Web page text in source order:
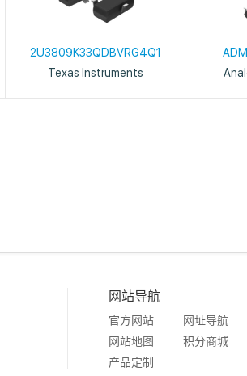
2U3809K33QDBVRG4Q1
Texas Instruments
网站导航
官方网站
网址导航
网站地图
积分商城
产品定制